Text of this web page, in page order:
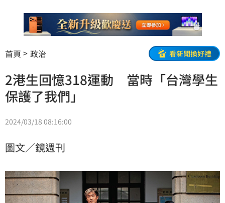
首頁 政治 看新聞換好禮
2港生回憶318運動 當時「台灣學生
保護了我們」
2024/03/18 08:16:00
圖文／鏡週刊